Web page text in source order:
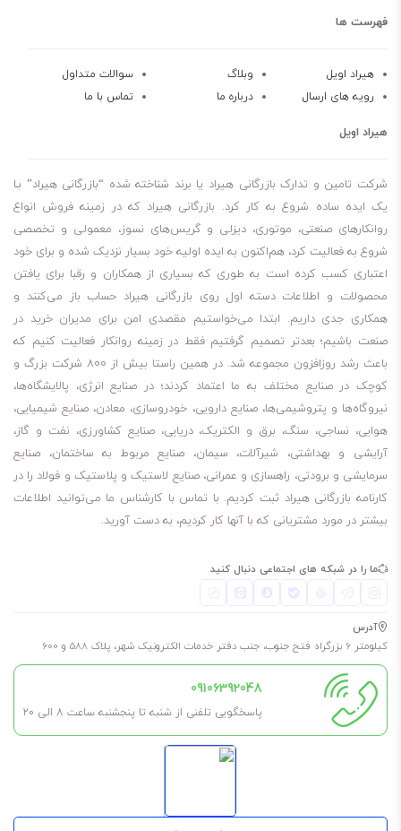
فهرست ها
هیراد اویل وبلاگ
سوالات متداول
رویه های ارسال
درباره ما تماس با ما
هیراد اویل
شرکت تامین و تدارک بازرگانی هیراد یا برند شناخته شده “بازرگانی هیراد” بـا
یک ایده ساده شروع به کار کرد. بازرگانی هیراد که در زمینه فروش انواع
روانکارهای صنعتی، موتوری، دیزلی و گریس‌های نسوز، معمولی و تخصصی
شروع به فعالیت کرد، هم‌اکنون به ایده اولیه خود بسیار نزدیک شده و برای خود
اعتباری کسب کرده است به طوری که بسیاری از همکاران و رقبا برای یافتن
محصولات و اطلاعات دسته اول روی بازرگانی هیراد حساب باز می‌کنند و
همکاری جدی داریم. ابتدا می‌خواستیم مقصدی امن برای مدیران خرید در
صنعت باشیم؛ بعدتر تصمیم گرفتیم فقط در زمینه روانکار فعالیت کنیم که
باعث رشد روزافزون مجموعه شد. در همین راستا بیش از 800 شرکت بزرگ و
کوچک در صنایع مختلف به ما اعتماد کردند؛ در صنایع انرژی، پالایشگاه‌ها،
نیروگاه‌ها و پتروشیمی‌ها، صنایع دارویی، خودروسازی، معادن، صنایع شیمیایی،
هوایی، نساجی، سنگ، برق و الکتریک، دریایی، صنایع کشاورزی، نفت و گاز،
آرایشی و بهداشتی، شیرآلات، سیمان، صنایع مربوط به ساختمان، صنایع
سرمایشی و برودتی، راهسازی و عمرانی، صنایع لاستیک و پلاستیک و فولاد را در
کارنامه بازرگانی هیراد ثبت کردیم. با تماس با کارشناس ما می‌توانید اطلاعات
بیشتر در مورد مشتریانی که با آنها کار کردیم، به دست آورید.
ما را در شبکه های اجتماعی دنبال کنید
آدرس
کیلومتر 6 بزرگراه فتح جنوب، جنب دفتر خدمات الکترونیک شهر، پلاک 588 و 600
09106392048
پاسخگویی تلفنی از شنبه تا پنجشنبه ساعت 8 الی ۲۰